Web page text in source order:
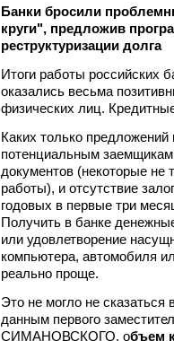
Банки бросили
круги", предложив
реструктуризации долга
Итоги работы российских
оказались весьма
физических лиц.
Каких только предложений
потенциальным
документов (некоторые не
работы), и отсутствие
годовых в первые три
Получить в банке
или удовлетворение
компьютера, автомобиля
реально проще.
Это не могло не сказаться
данным первого
СИМАНОВСКОГО, объем